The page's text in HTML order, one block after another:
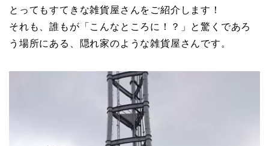
とってもすてきな雑貨屋さんをご紹介します！
それも、誰もが「こんなところに！？」と驚くであろ
う場所にある、隠れ家のような雑貨屋さんです。